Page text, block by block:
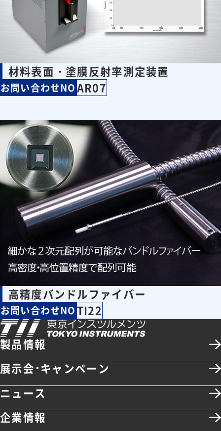
材料表面・塗膜反射率測定装置
お問い合わせNOAR07
高精度バンドルファイバー
お問い合わせNOTI22
製品情報
展示会･キャンペーン
ニュース
企業情報